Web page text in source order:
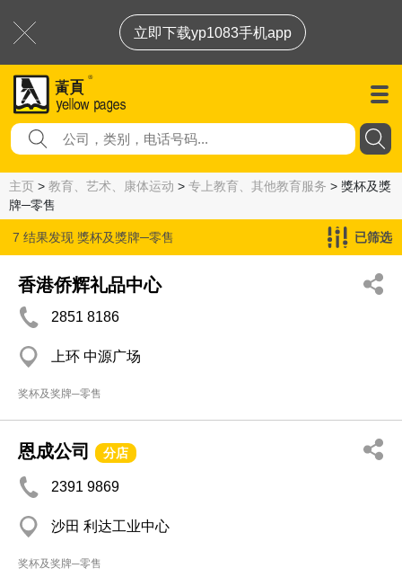
立即下载yp1083手机app
主页 > 教育、艺术、康体运动 > 专上教育、其他教育服务 > 獎杯及獎
牌─零售
7 结果发现 獎杯及獎牌─零售 已筛选
香港侨辉礼品中心
2851 8186
上环 中源广场
奖杯及奖牌─零售
恩成公司 分店
2391 9869
沙田 利达工业中心
奖杯及奖牌─零售